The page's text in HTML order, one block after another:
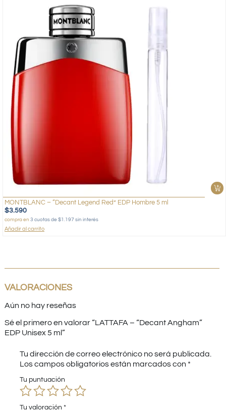
MONTBLANC – “Decant Legend Red” EDP Hombre 5 ml
$3.590
compra en 3 cuotas de $1.197 sin interés
Añadir al carrito
VALORACIONES
Aún no hay reseñas
Sé el primero en valorar “LATTAFA – “Decant Angham”
EDP Unisex 5 ml”
Tu dirección de correo electrónico no será publicada.
Los campos obligatorios están marcados con *
Tu puntuación
Tu valoración *